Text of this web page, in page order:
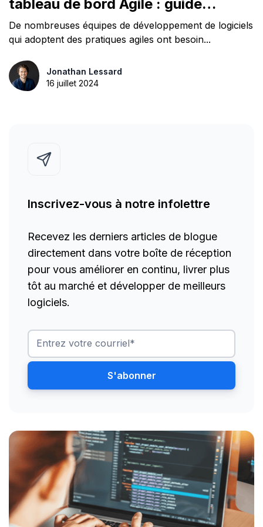
tableau de bord Agile : guide
complet
De nombreuses équipes de développement de logiciels
qui adoptent des pratiques agiles ont besoin...
Jonathan Lessard
16 juillet 2024
Inscrivez-vous à notre infolettre
Recevez les derniers articles de blogue
directement dans votre boîte de réception
pour vous améliorer en continu, livrer plus
tôt au marché et développer de meilleurs
logiciels.